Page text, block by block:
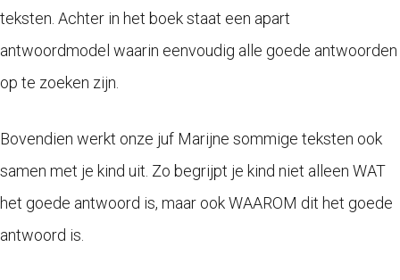
teksten. Achter in het boek staat een apart
antwoordmodel waarin eenvoudig alle goede antwoorden
op te zoeken zijn.
Bovendien werkt onze juf Marijne sommige teksten ook
samen met je kind uit. Zo begrijpt je kind niet alleen WAT
het goede antwoord is, maar ook WAAROM dit het goede
antwoord is.